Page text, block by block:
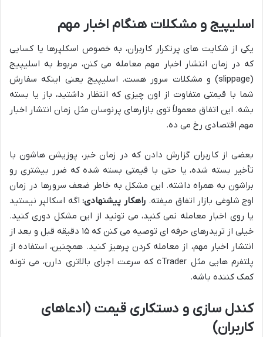
اسلیپیج و مشکلات هنگام اخبار مهم
یکی از شکایت های پرتکرار کاربران، به خصوص اسکلپرها یا کسایی
که در زمان انتشار اخبار مهم معامله می کنن، مربوط به اسلیپیج
(slippage) و مشکلات سرور هست. اسلیپیج یعنی اینکه سفارش
شما با قیمتی متفاوت از اون چیزی که انتظار داشتید، باز یا بسته
بشه. این اتفاق معمولاً توی بازارهای پرنوسان مثل زمان انتشار اخبار
مهم اقتصادی رخ می ده.
بعضی از کاربران گزارش دادن که در زمان خبر، پوزیشن هاشون با
تأخیر بسته شده، یا حتی با قیمتی بسته شده که ضرر بیشتری رو
براشون به همراه داشته. این مشکل به خاطر ضعف سرورها در زمان
اوج شلوغی بازار اتفاق میفته. راهکار پیشنهادی:اگه اسکالپر نیستید
یا روی اخبار معامله نمی کنید، می تونید از این مشکل دوری کنید.
خیلی از تریدرهای حرفه ای توصیه می کنن که ۱۵ دقیقه قبل و بعد از
انتشار اخبار مهم، از معامله کردن پرهیز کنید. همچنین، استفاده از
پلتفرم هایی مثل cTrader که سرعت اجرای بالاتری دارن، می تونه
کمک کننده باشه.
کندل سازی و دستکاری قیمت (ادعاهای
کاربران)